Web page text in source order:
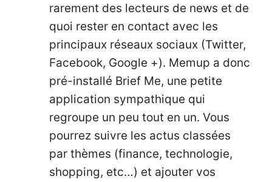
rarement des lecteurs de news et de
quoi rester en contact avec les
principaux réseaux sociaux (Twitter,
Facebook, Google +). Memup a donc
pré-installé Brief Me, une petite
application sympathique qui
regroupe un peu tout en un. Vous
pourrez suivre les actus classées
par thèmes (finance, technologie,
shopping, etc…) et ajouter vos